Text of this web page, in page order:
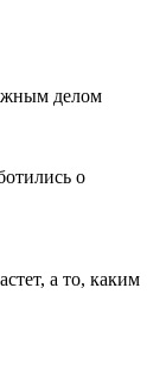
делом
о
а то, каким